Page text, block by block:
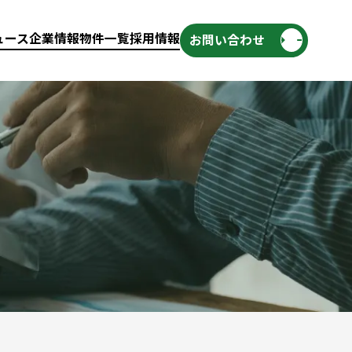
ース企業情報物件一覧採用情報 お問い合わせ